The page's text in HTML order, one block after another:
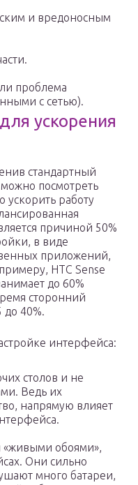
и вредоносным
проблема
с сетью).
ускорения
стандартный
посмотреть
ускорить работу
причиной 50%
в виде
приложений,
HTC Sense
до 60%
сторонний
до 40%.
интерфейса:
столов и не
Ведь их
напрямую влияет
«живыми обоями»,
Они сильно
много батареи,